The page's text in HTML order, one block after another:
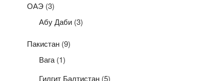
ОАЭ (3)
Абу Даби (3)
Пакистан (9)
Вага (1)
Гилгит Балтистан (5)